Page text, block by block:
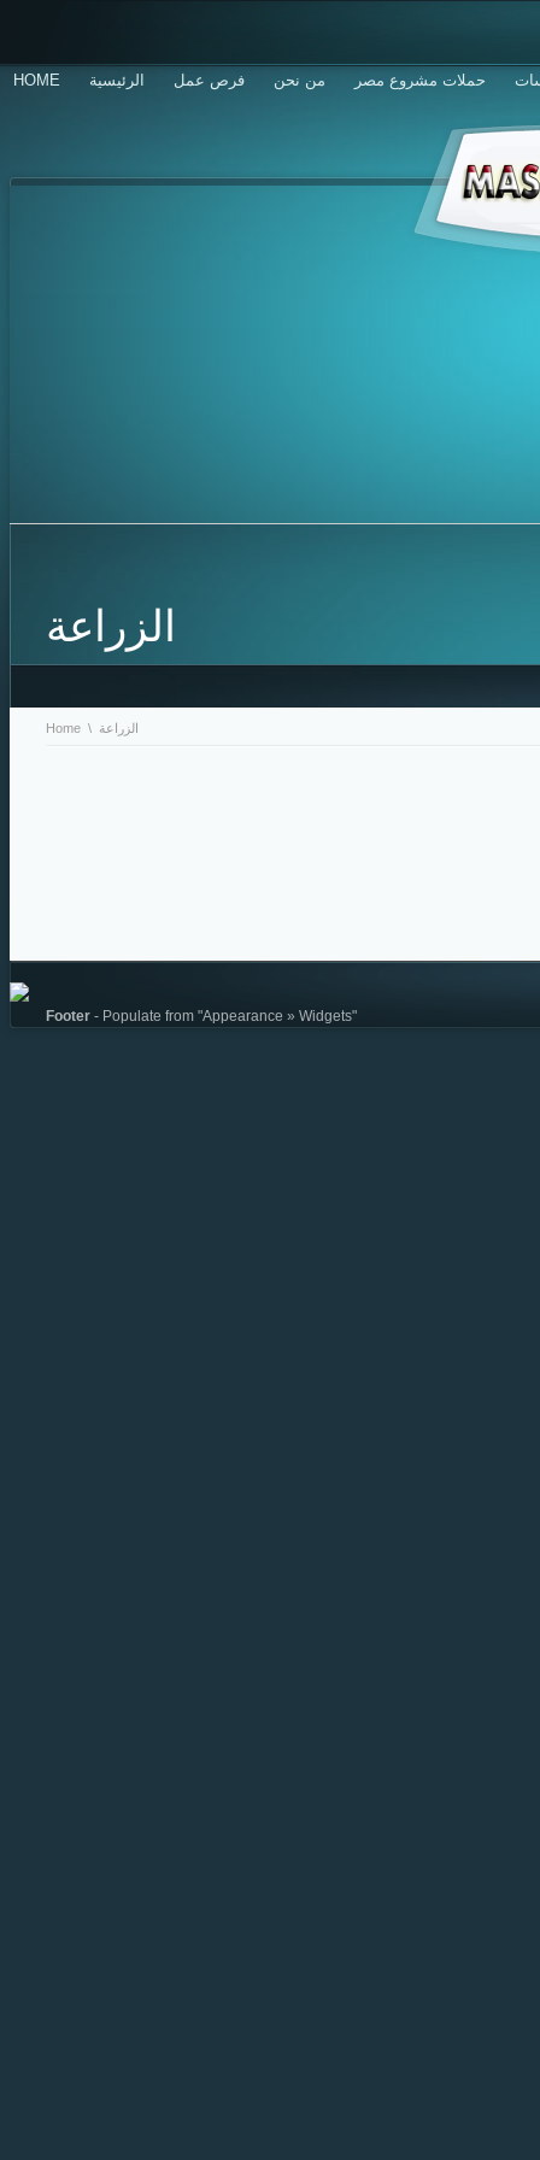
HOME الرئيسية فرص عمل من نحن حملات مشروع مصر
الزراعة
Home \ الزراعة
Footer - Populate from "Appearance » Widgets"